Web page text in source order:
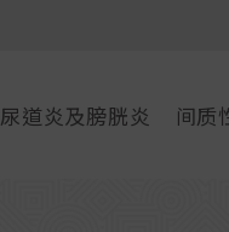
尿道炎及膀胱炎 间质